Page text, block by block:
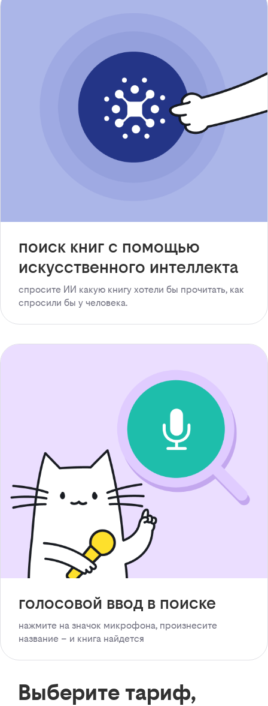
поиск книг с помощью
искусственного интеллекта
спросите ИИ какую книгу хотели бы прочитать, как
спросили бы у человека.
голосовой ввод в поиске
нажмите на значок микрофона, произнесите
название – и книга найдется
Выберите тариф,